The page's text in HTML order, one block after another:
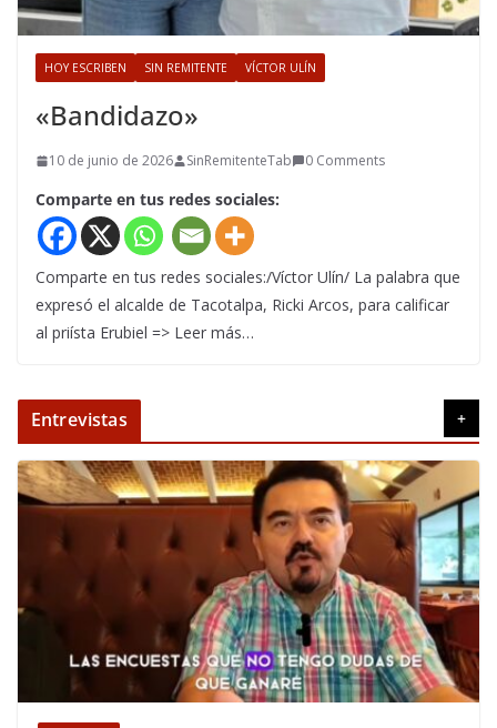
HOY ESCRIBEN SIN REMITENTE VÍCTOR ULÍN
«Bandidazo»
10 de junio de 2026 SinRemitenteTab 0 Comments
Comparte en tus redes sociales:
Comparte en tus redes sociales:/Víctor Ulín/ La palabra que
expresó el alcalde de Tacotalpa, Ricki Arcos, para calificar
al priísta Erubiel => Leer más…
Entrevistas +